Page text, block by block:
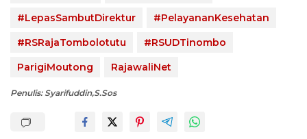
#LepasSambutDirektur
#PelayananKesehatan
#RSRajaTombolotutu
#RSUDTinombo
ParigiMoutong
RajawaliNet
Penulis: Syarifuddin,S.Sos